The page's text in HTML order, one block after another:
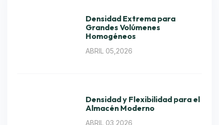
Densidad Extrema para
Grandes Volúmenes
Homogéneos
ABRIL 05,2026
Densidad y Flexibilidad para el
Almacén Moderno
ABRIL 03,2026